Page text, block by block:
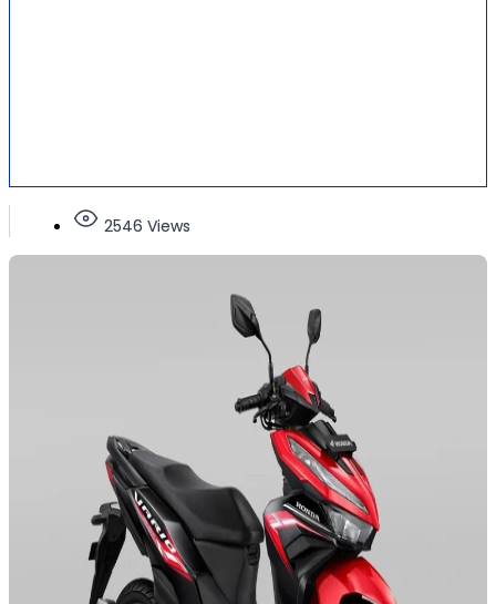
2546 Views